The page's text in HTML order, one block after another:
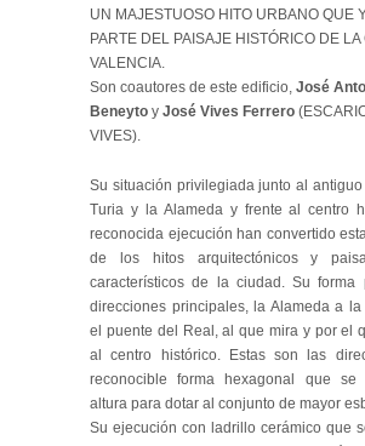
UN MAJESTUOSO HITO URBANO QUE
PARTE DEL PAISAJE HISTÓRICO DE
VALENCIA.
Son coautores de este edificio, José
Beneyto y José Vives Ferrero
VIVES).
Su situación privilegiada junto al
Turia y la Alameda y frente al centro
reconocida ejecución han convertido
de los hitos arquitectónicos y
característicos de la ciudad. Su forma
direcciones principales, la Alameda a
el puente del Real, al que mira y por el
al centro histórico. Estas son las
reconocible forma hexagonal que se
altura para dotar al conjunto de mayor
Su ejecución con ladrillo cerámico que